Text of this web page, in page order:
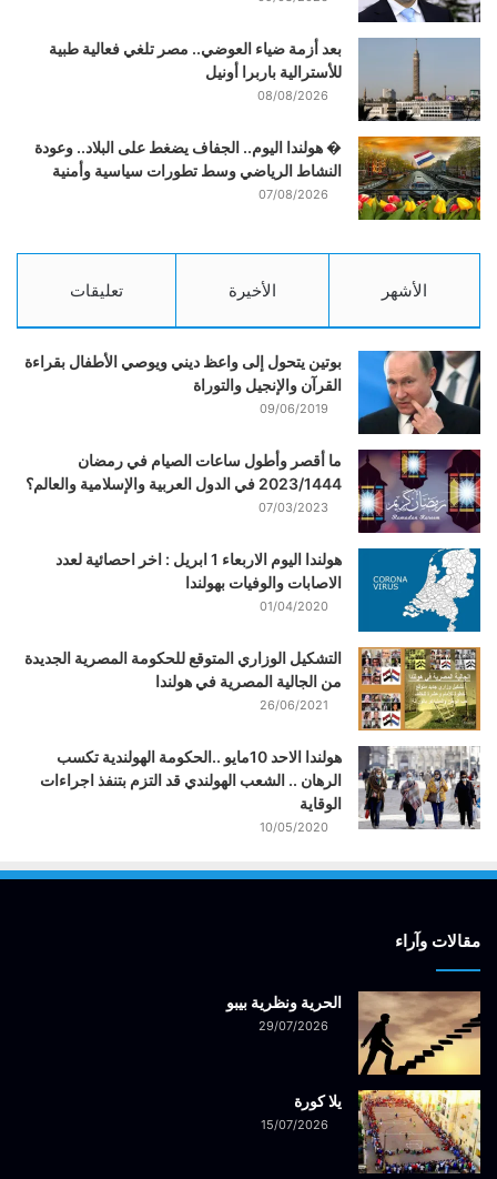
بعد أزمة ضياء العوضي.. مصر تلغي فعالية طبية
للأسترالية باربرا أونيل
08/08/2026
� هولندا اليوم.. الجفاف يضغط على البلاد.. وعودة
النشاط الرياضي وسط تطورات سياسية وأمنية
07/08/2026
الأشهر الأخيرة تعليقات
بوتين يتحول إلى واعظ ديني ويوصي الأطفال بقراءة
القرآن والإنجيل والتوراة
09/06/2019
ما أقصر وأطول ساعات الصيام في رمضان
2023/1444 في الدول العربية والإسلامية والعالم؟
07/03/2023
هولندا اليوم الاربعاء 1 ابريل : اخر احصائية لعدد
الاصابات والوفيات بهولندا
01/04/2020
التشكيل الوزاري المتوقع للحكومة المصرية الجديدة
من الجالية المصرية في هولندا
26/06/2021
هولندا الاحد 10مايو ..الحكومة الهولندية تكسب
الرهان .. الشعب الهولندي قد التزم بتنفذ اجراءات
الوقاية
10/05/2020
مقالات وآراء
الحرية ونظرية بيبو
29/07/2026
يلا كورة
15/07/2026